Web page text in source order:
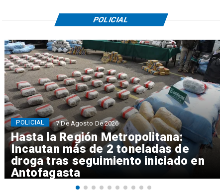
Hasta la Región Metropolitana:
Incautan más de 2 toneladas de
droga tras seguimiento iniciado en
Antofagasta
POLICIAL 7 De Agosto De 2026
POLICIAL